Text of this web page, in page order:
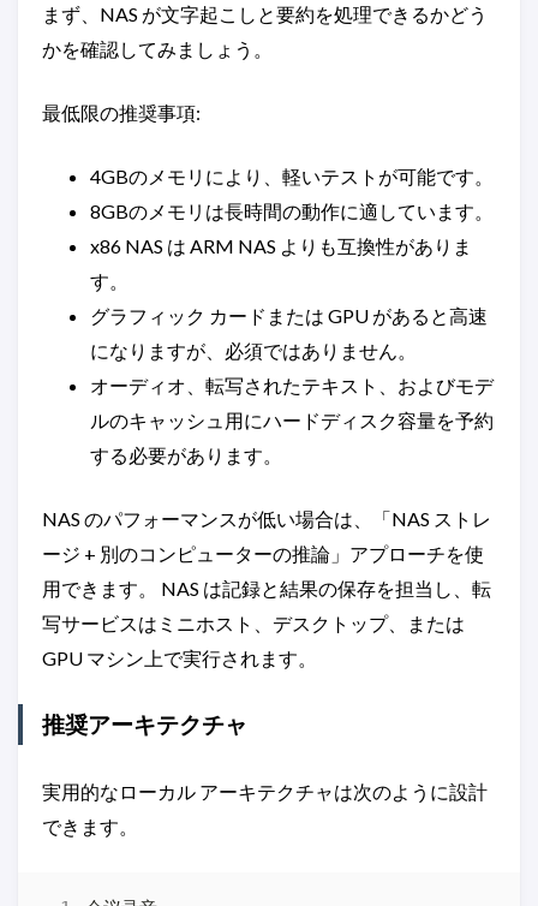
まず、NAS が文字起こしと要約を処理できるかどう
かを確認してみましょう。
最低限の推奨事項:
4GBのメモリにより、軽いテストが可能です。
8GBのメモリは長時間の動作に適しています。
x86 NAS は ARM NAS よりも互換性がありま
す。
グラフィック カードまたは GPU があると高速
になりますが、必須ではありません。
オーディオ、転写されたテキスト、およびモデ
ルのキャッシュ用にハードディスク容量を予約
する必要があります。
NAS のパフォーマンスが低い場合は、「NAS ストレ
ージ + 別のコンピューターの推論」アプローチを使
用できます。 NAS は記録と結果の保存を担当し、転
写サービスはミニホスト、デスクトップ、または
GPU マシン上で実行されます。
推奨アーキテクチャ
実用的なローカル アーキテクチャは次のように設計
できます。